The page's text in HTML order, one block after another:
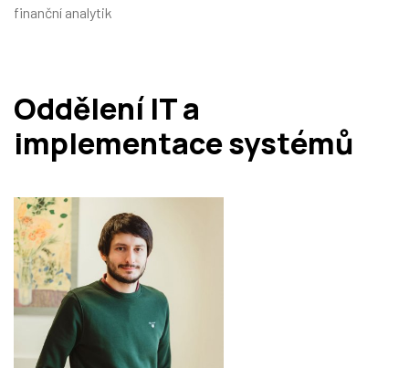
finanční analytik
Oddělení IT a
implementace systémů